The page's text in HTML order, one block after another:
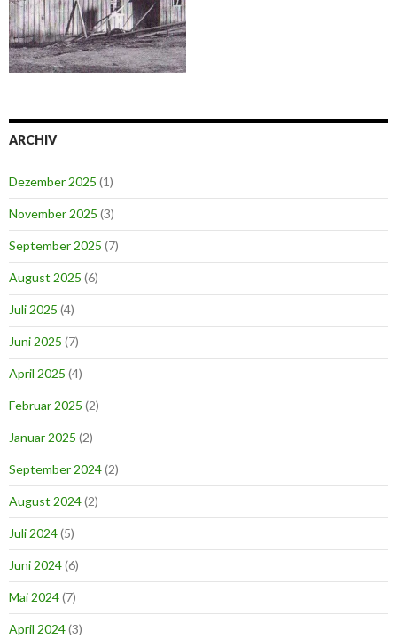
ARCHIV
Dezember 2025 (1)
November 2025 (3)
September 2025 (7)
August 2025 (6)
Juli 2025 (4)
Juni 2025 (7)
April 2025 (4)
Februar 2025 (2)
Januar 2025 (2)
September 2024(2)
August 2024(2)
Juli 2024(5)
Juni 2024(6)
Mai 2024(7)
April 2024(3)